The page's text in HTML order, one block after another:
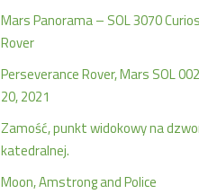
Mars Panorama – SOL 3070
Rover
Perseverance Rover, Mars SOL
20, 2021
Zamość, punkt widokowy na
katedralnej.
Moon, Amstrong and Police